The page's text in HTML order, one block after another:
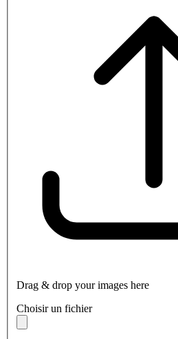
Drag & drop your images here
Choisir un fichier